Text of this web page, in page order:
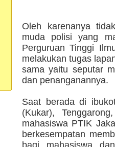
Oleh karenanya
muda polisi yang
Perguruan Tinggi
melakukan tugas
sama yaitu seputar
dan penanganannya.
Saat berada di
(Kukar),
mahasiswa PTIK
berkesempatan